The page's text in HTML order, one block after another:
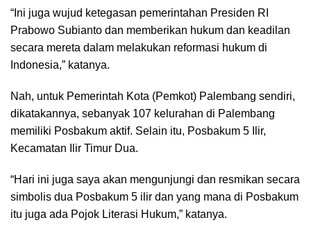
“Ini juga wujud ketegasan pemerintahan Presiden RI
Prabowo Subianto dan memberikan hukum dan keadilan
secara mereta dalam melakukan reformasi hukum di
Indonesia,” katanya.
Nah, untuk Pemerintah Kota (Pemkot) Palembang sendiri,
dikatakannya, sebanyak 107 kelurahan di Palembang
memiliki Posbakum aktif. Selain itu, Posbakum 5 Ilir,
Kecamatan Ilir Timur Dua.
“Hari ini juga saya akan mengunjungi dan resmikan secara
simbolis dua Posbakum 5 ilir dan yang mana di Posbakum
itu juga ada Pojok Literasi Hukum,” katanya.